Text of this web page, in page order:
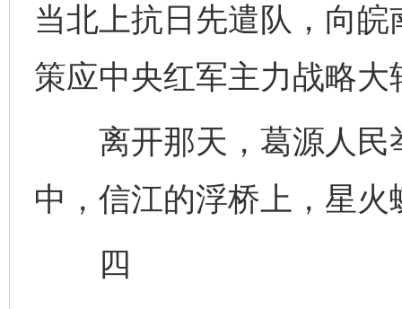
当北上抗日先遣队，向
策应中央红军主力战略大
离开那天，葛源人民
中，信江的浮桥上，星火
四